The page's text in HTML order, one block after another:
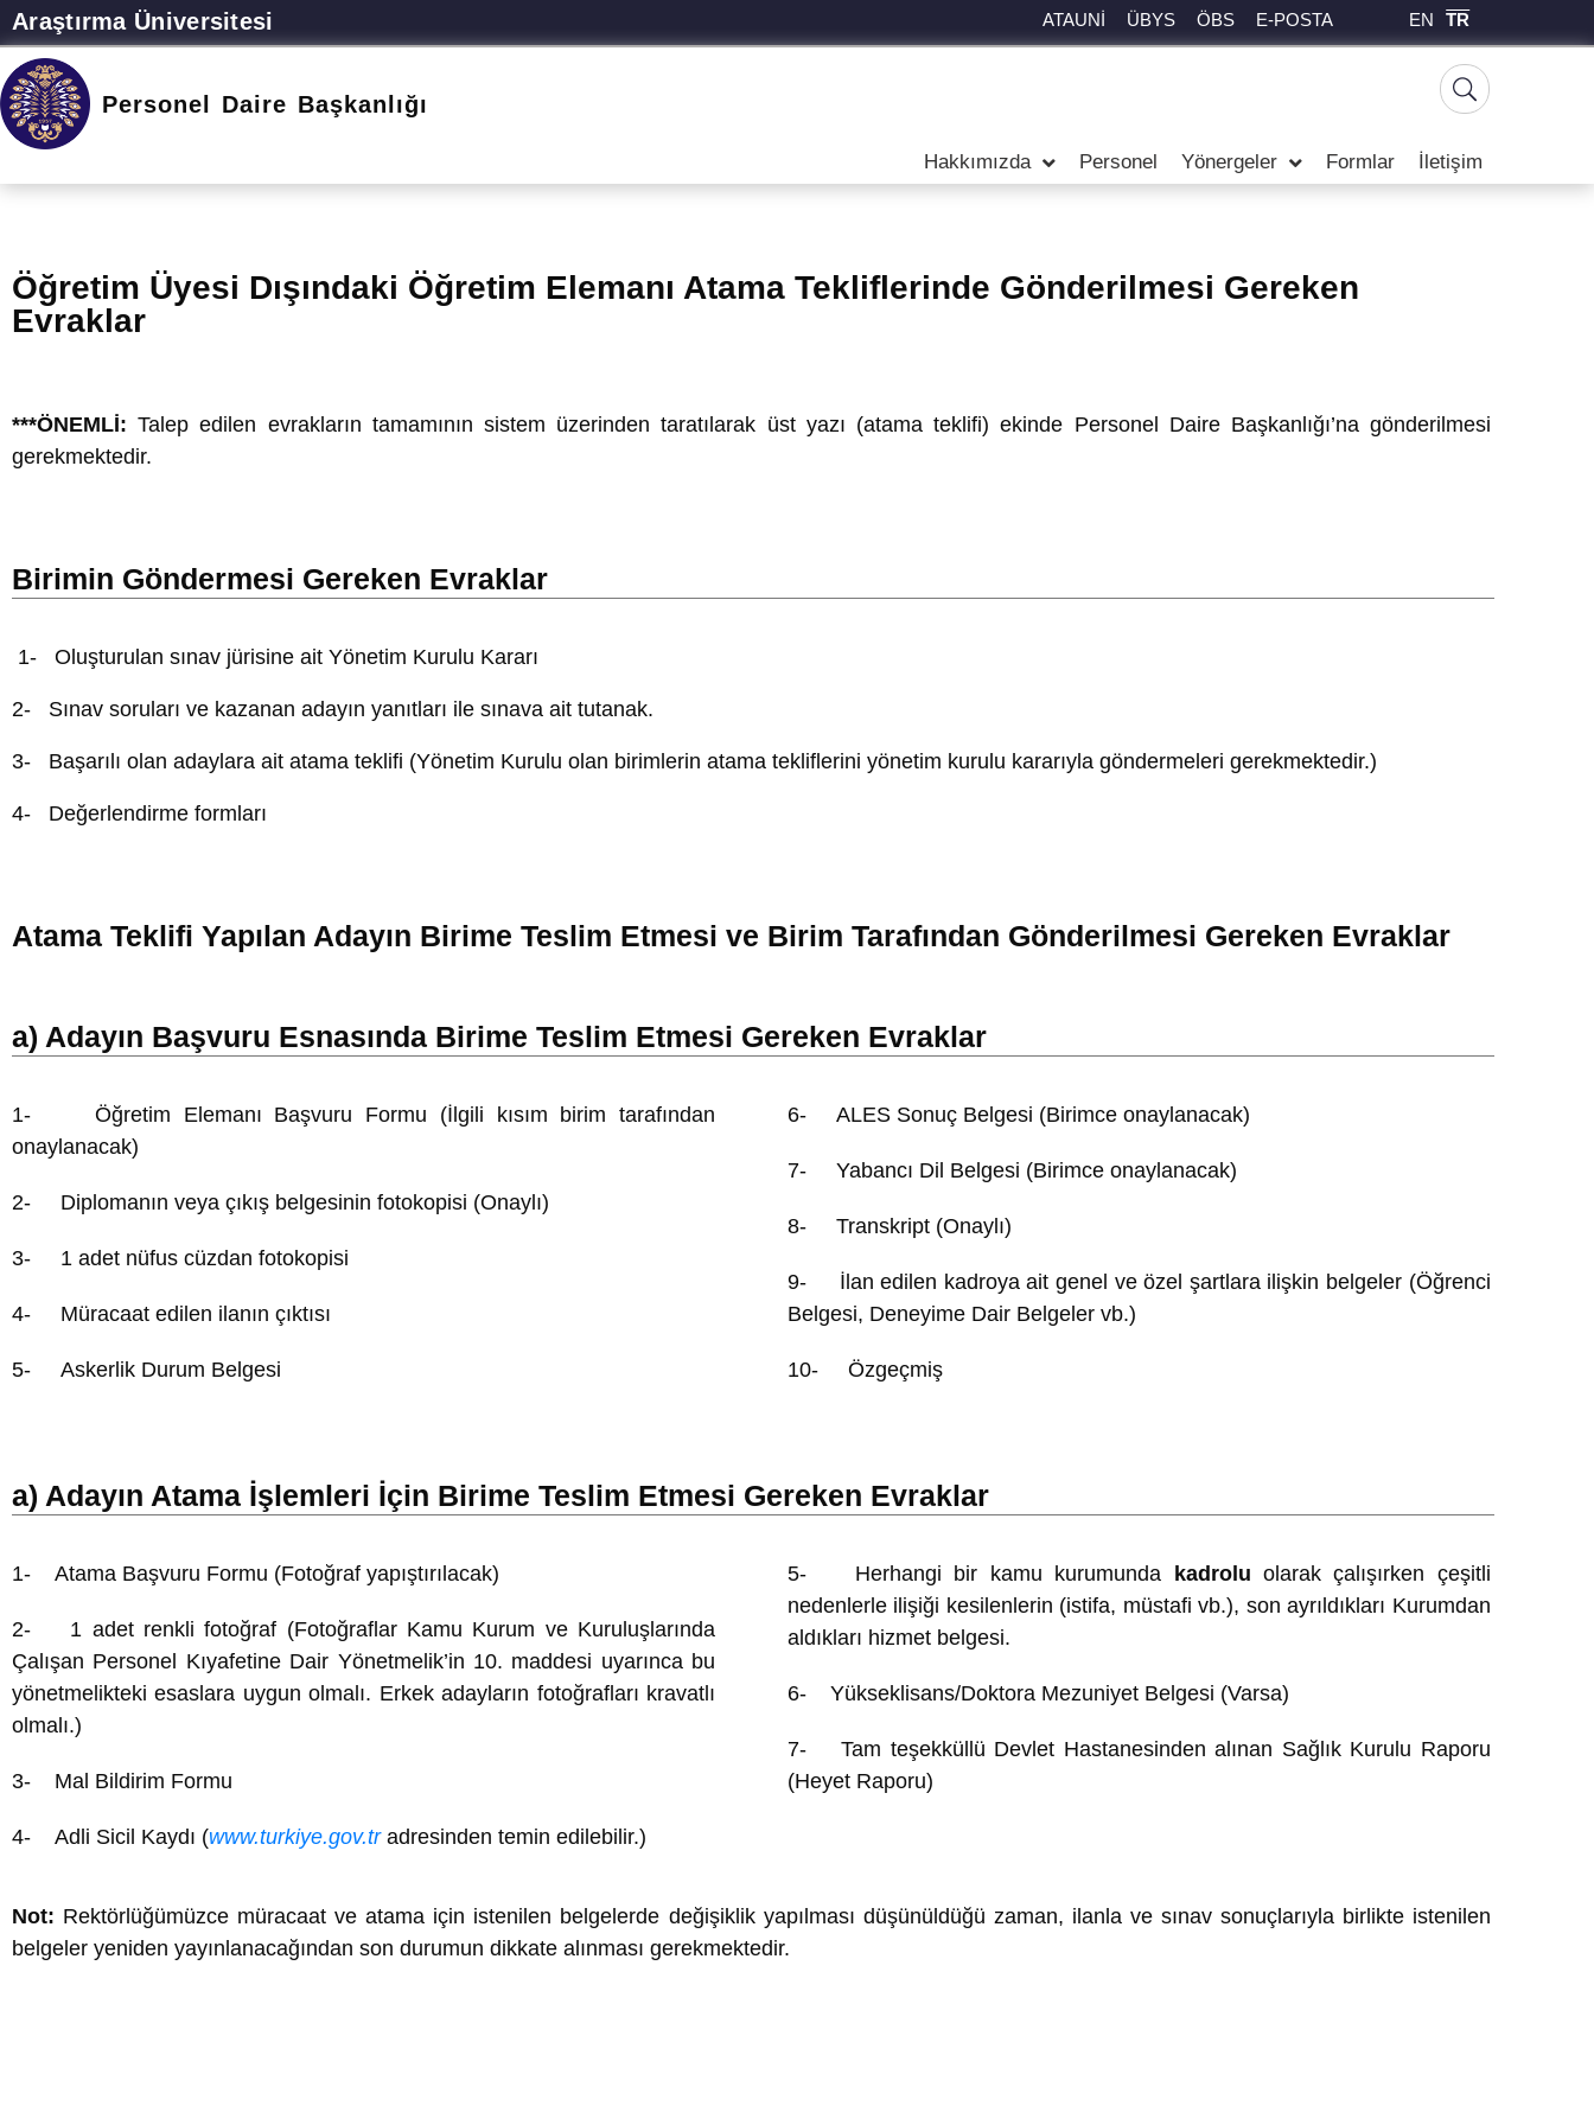
Araştırma Üniversitesi ATAUNİ ÜBYS ÖBS E-POSTA EN TR
Personel Daire Başkanlığı
Hakkımızda Personel Yönergeler Formlar İletişim
Öğretim Üyesi Dışındaki Öğretim Elemanı Atama Tekliflerinde Gönderilmesi Gereken
Evraklar
***ÖNEMLİ: Talep edilen evrakların tamamının sistem üzerinden taratılarak üst yazı (atama teklifi) ekinde Personel Daire Başkanlığı’na gönderilmesi
gerekmektedir.
Birimin Göndermesi Gereken Evraklar
1- Oluşturulan sınav jürisine ait Yönetim Kurulu Kararı
2- Sınav soruları ve kazanan adayın yanıtları ile sınava ait tutanak.
3- Başarılı olan adaylara ait atama teklifi (Yönetim Kurulu olan birimlerin atama tekliflerini yönetim kurulu kararıyla göndermeleri gerekmektedir.)
4- Değerlendirme formları
Atama Teklifi Yapılan Adayın Birime Teslim Etmesi ve Birim Tarafından Gönderilmesi Gereken Evraklar
a) Adayın Başvuru Esnasında Birime Teslim Etmesi Gereken Evraklar
1- Öğretim Elemanı Başvuru Formu (İlgili kısım birim tarafından
onaylanacak)
2- Diplomanın veya çıkış belgesinin fotokopisi (Onaylı)
3- 1 adet nüfus cüzdan fotokopisi
4- Müracaat edilen ilanın çıktısı
5- Askerlik Durum Belgesi
6- ALES Sonuç Belgesi (Birimce onaylanacak)
7- Yabancı Dil Belgesi (Birimce onaylanacak)
8- Transkript (Onaylı)
9- İlan edilen kadroya ait genel ve özel şartlara ilişkin belgeler (Öğrenci
Belgesi, Deneyime Dair Belgeler vb.)
10- Özgeçmiş
a) Adayın Atama İşlemleri İçin Birime Teslim Etmesi Gereken Evraklar
1- Atama Başvuru Formu (Fotoğraf yapıştırılacak)
2- 1 adet renkli fotoğraf (Fotoğraflar Kamu Kurum ve Kuruluşlarında
Çalışan Personel Kıyafetine Dair Yönetmelik’in 10. maddesi uyarınca bu
yönetmelikteki esaslara uygun olmalı. Erkek adayların fotoğrafları kravatlı
olmalı.)
3- Mal Bildirim Formu
4- Adli Sicil Kaydı (www.turkiye.gov.tradresinden temin edilebilir.)
5- Herhangi bir kamu kurumunda kadrolu olarak çalışırken çeşitli
nedenlerle ilişiği kesilenlerin (istifa, müstafi vb.), son ayrıldıkları Kurumdan
aldıkları hizmet belgesi.
6- Yükseklisans/Doktora Mezuniyet Belgesi (Varsa)
7- Tam teşekküllü Devlet Hastanesinden alınan Sağlık Kurulu Raporu
(Heyet Raporu)
Not: Rektörlüğümüzce müracaat ve atama için istenilen belgelerde değişiklik yapılması düşünüldüğü zaman, ilanla ve sınav sonuçlarıyla birlikte istenilen
belgeler yeniden yayınlanacağından son durumun dikkate alınması gerekmektedir.